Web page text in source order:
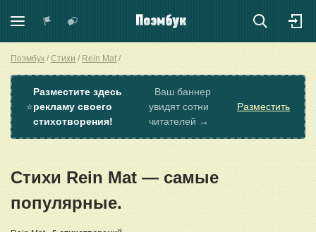
Поэмбук Стихи Rein Mat
⭐
Разместите здесь
рекламу своего
стихотворения!
Ваш баннер
увидят сотни
читателей →
Разместить
Стихи Rein Mat — самые
популярные.